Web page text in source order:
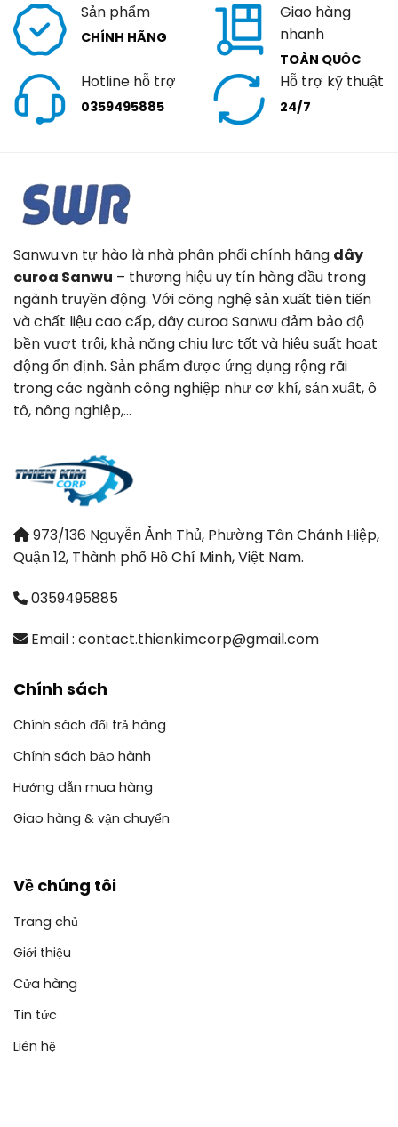
Sản phẩm
CHÍNH HÃNG
Giao hàng
nhanh
TOÀN QUỐC
Hotline hỗ trợ
0359495885
Hỗ trợ kỹ thuật
24/7
Sanwu.vn tự hào là nhà phân phối chính hãng dây
curoa Sanwu – thương hiệu uy tín hàng đầu trong
ngành truyền động. Với công nghệ sản xuất tiên tiến
và chất liệu cao cấp, dây curoa Sanwu đảm bảo độ
bền vượt trội, khả năng chịu lực tốt và hiệu suất hoạt
động ổn định. Sản phẩm được ứng dụng rộng rãi
trong các ngành công nghiệp như cơ khí, sản xuất, ô
tô, nông nghiệp,…
973/136 Nguyễn Ảnh Thủ, Phường Tân Chánh Hiệp,
Quận 12, Thành phố Hồ Chí Minh, Việt Nam.
0359495885
Email : contact.thienkimcorp@gmail.com
Chính sách
Chính sách đổi trả hàng
Chính sách bảo hành
Hướng dẫn mua hàng
Giao hàng & vận chuyển
Về chúng tôi
Trang chủ
Giới thiệu
Cửa hàng
Tin tức
Liên hệ